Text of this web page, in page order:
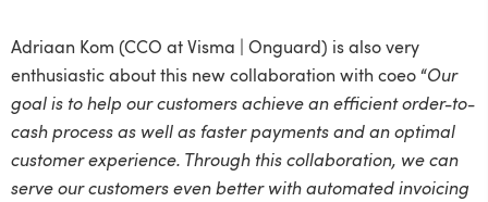
Adriaan Kom (CCO at Visma | Onguard) is also very
enthusiastic about this new collaboration with coeo “Our
goal is to help our customers achieve an efficient order-to-
cash process as well as faster payments and an optimal
customer experience. Through this collaboration, we can
serve our customers even better with automated invoicing